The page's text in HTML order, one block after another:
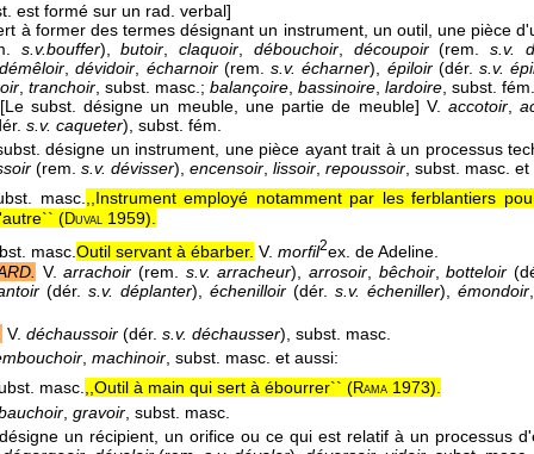
est formé sur un rad. verbal]
à former des termes désignant un instrument, un outil, une pièce
s.v.bouffer),butoir, claquoir, débouchoir, découpoir(rem. s.v.
démêloir,dévidoir, écharnoir(rem.s.v. écharner), épiloir(dér. s.v.
, tranchoir, subst. masc.; balançoire, bassinoire, lardoire, subst. fém.
[Le subst. désigne un meuble, une partie de meuble] V. accotoir,
s.v. caqueter), subst. fém.
désigne un instrument, une pièce ayant trait à un processus
(rem. s.v. dévisser), encensoir, lissoir, repoussoir, subst. masc. et
masc.,,Instrument employé notamment par les ferblantiers
(Duval 1959).
masc. Outil servant à ébarber. V. morfil2ex. de Adeline.
V.arrachoir (rem. s.v. arracheur), arrosoir, bêchoir,botteloir
(dér. s.v. déplanter), échenilloir (dér. s.v. écheniller), émondoir
V. déchaussoir (dér. s.v. déchausser), subst. masc.
machinoir , subst. masc. et aussi:
masc.
,,Outil à main qui sert à ébourrer`` (Rama 1973).
gravoir , subst. masc.
un récipient, un orifice ou ce qui est relatif à un processus